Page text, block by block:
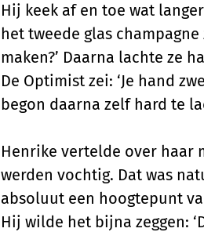
Hij keek af en toe wat
het tweede glas
maken?’ Daarna lachte ze
De Optimist zei: ‘Je hand
begon daarna zelf hard te
Henrike vertelde over haar
werden vochtig. Dat was
absoluut een hoogtepunt
Hij wilde het bijna zeggen: